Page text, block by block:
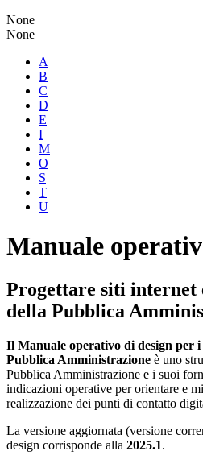
None
None
A
B
C
D
E
I
M
O
S
T
U
Manuale
Progettare siti internet
della Pubblica
Il Manuale operativo di design per
Pubblica Amministrazione è uno
Pubblica Amministrazione e i suoi
indicazioni operative per orientare e
realizzazione dei punti di contatto
La versione aggiornata (versione
design corrisponde alla 2025.1.